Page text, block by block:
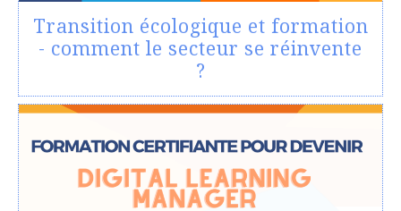
Transition écologique et formation
- comment le secteur se réinvente
?